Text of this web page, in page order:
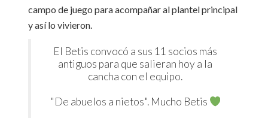
campo de juego para acompañar al plantel principal
y así lo vivieron.
El Betis convocó a sus 11 socios más
antiguos para que salieran hoy a la
cancha con el equipo.
"De abuelos a nietos". Mucho Betis